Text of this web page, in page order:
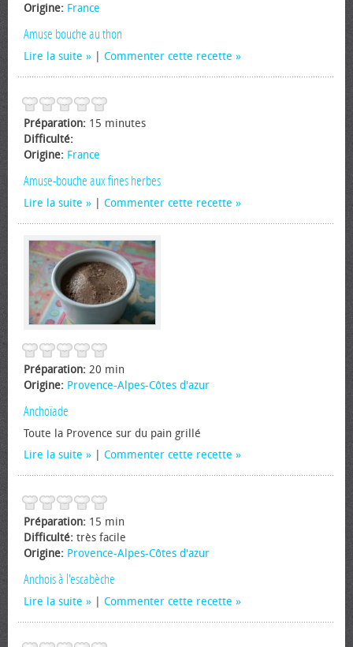
Origine: France
Amuse bouche au thon
Lire la suite Commenter cette recette
Préparation: 15 minutes
Difficulté:
Origine: France
Amuse-bouche aux fines herbes
Lire la suite Commenter cette recette
Préparation: 20 min
Origine: Provence-Alpes-Côtes d'azur
Anchoïade
Toute la Provence sur du pain grillé
Lire la suite
Commenter cette recette
Préparation: 15 min
Difficulté: très facile
Origine: Provence-Alpes-Côtes d'azur
Anchois à l'escabèche
Lire la suite Commenter cette recette